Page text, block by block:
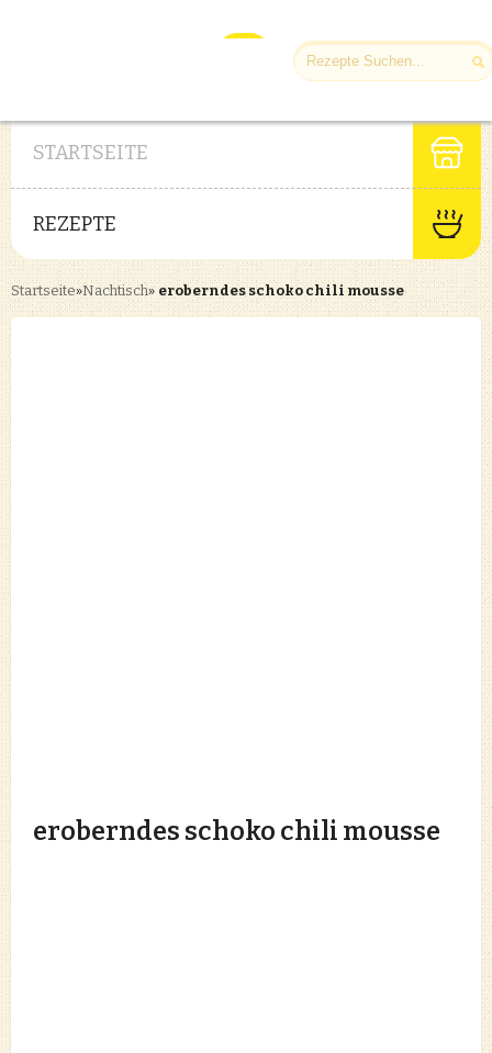
STARTSEITE
REZEPTE
Startseite»Nachtisch»eroberndes schoko chili mousse
eroberndes schoko chili mousse